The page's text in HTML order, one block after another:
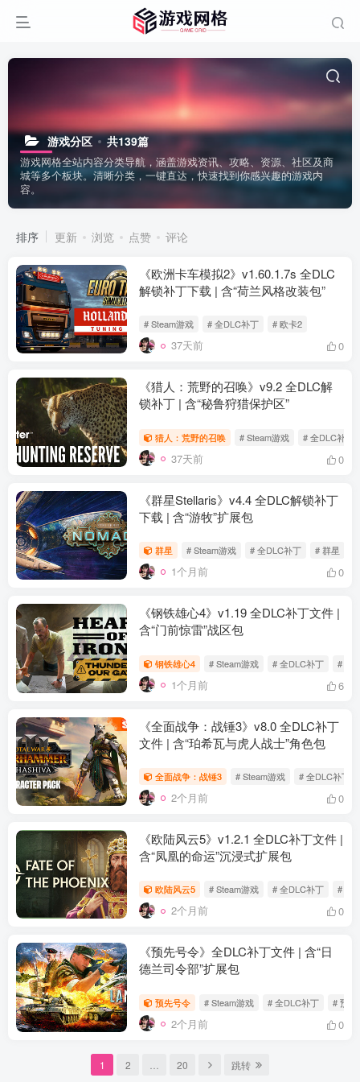
热度
关注
1687热度
关注
870热度
关注
554热度
游戏分区 共139篇
游戏网格全站内容分类导航，涵盖游戏资讯、攻略、资源、社区及商
城等多个板块。清晰分类，一键直达，快速找到你感兴趣的游戏内
容。
排序 更新 浏览 点赞 评论
《欧洲卡车模拟2》v1.60.1.7s 全DLC
解锁补丁下载 | 含“荷兰风格改装包”
# Steam游戏 # 全DLC补丁 # 欧卡2
37天前 0
《猎人：荒野的召唤》v9.2 全DLC解
锁补丁 | 含“秘鲁狩猎保护区”
猎人：荒野的召唤 # Steam游戏 # 全DLC补丁
37天前 0
《群星Stellaris》v4.4 全DLC解锁补丁
下载 | 含“游牧”扩展包
群星 # Steam游戏 # 全DLC补丁 # 群星
1个月前 0
《钢铁雄心4》v1.19 全DLC补丁文件 |
含“门前惊雷”战区包
钢铁雄心4 # Steam游戏 # 全DLC补丁 # 钢
1个月前 6
《全面战争：战锤3》v8.0 全DLC补丁
文件 | 含“珀希瓦与虎人战士”角色包
全面战争：战锤3 # Steam游戏 # 全DLC补丁
2个月前 0
《欧陆风云5》v1.2.1 全DLC补丁文件 |
含“凤凰的命运”沉浸式扩展包
欧陆风云5 # Steam游戏 # 全DLC补丁 # 欧
2个月前 0
《预先号令》全DLC补丁文件 | 含“日
德兰司令部”扩展包
预先号令 # Steam游戏 # 全DLC补丁 # 预先
2个月前 0
1 2 20 跳转